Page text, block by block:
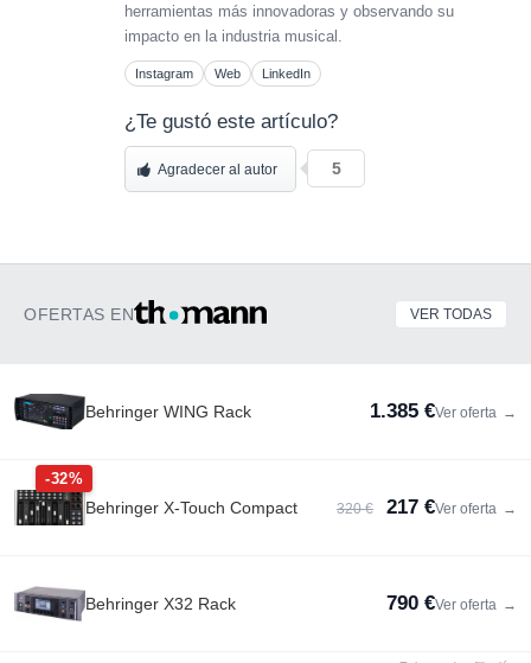
herramientas más innovadoras y observando su
impacto en la industria musical.
Instagram Web LinkedIn
¿Te gustó este artículo?
Agradecer al autor 5
OFERTAS EN VER TODAS
Behringer WING Rack 1.385 €Ver oferta →
-32%
Behringer X-Touch Compact 320 € 217 €Ver oferta →
Behringer X32 Rack 790 €Ver oferta →